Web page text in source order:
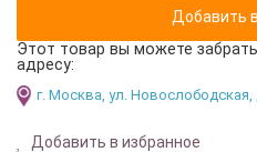
Этот товар вы можете
адресу:
г. Москва, ул.
Добавить в избранное